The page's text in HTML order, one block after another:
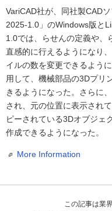
VariCAD社が、同社製CAD
2025-1.0」のWindows版と
1.0では、らせんの定義や、
直感的に行えるようになり
イルの数を変更できるよう
用して、機械部品の3Dプリ
きるようになった。さらに
され、元の位置に表示され
ピーされている3Dオブジェ
作成できるようになった。
More Information
この記事は業